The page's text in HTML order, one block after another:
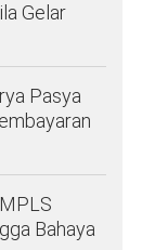
Gelar
Pasya
Bahaya